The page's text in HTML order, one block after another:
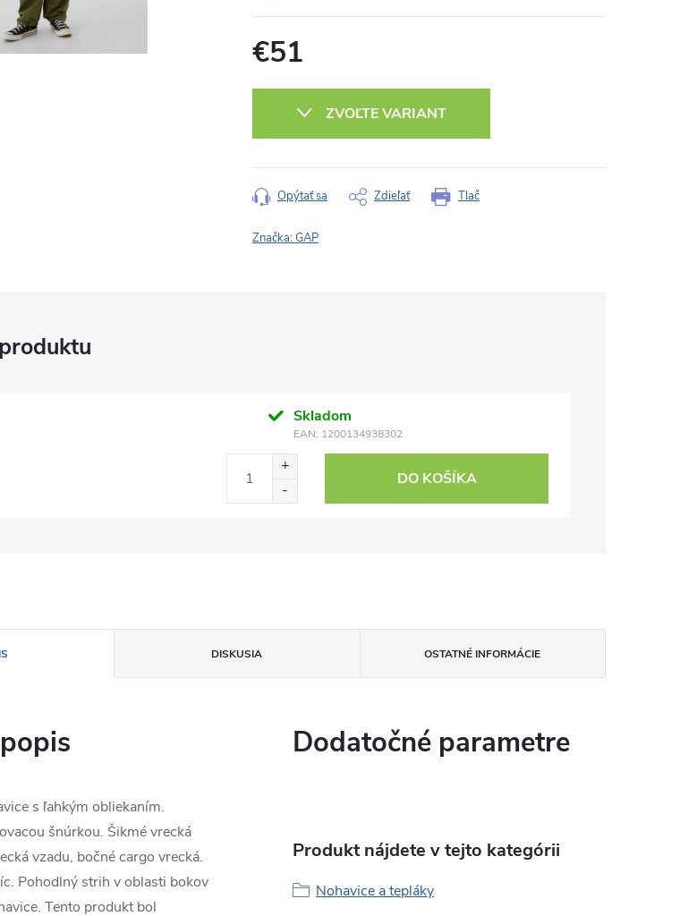
€51
ZVOĽTE VARIANT
Tlač
Opýtať sa Zdieľať
Značka:GAP
Skladom
EAN: 1200134938302
DO KOŠÍKA
DISKUSIA OSTATNÉ INFORMÁCIE
s ľahkým obliekaním.
šnúrkou. Šikmé vrecká
vzadu, bočné cargo vrecká.
Pohodlný strih v oblasti bokov
Tento produkt bol
Dodatočné parametre
Produkt nájdete v tejto kategórii
Nohavice a tepláky